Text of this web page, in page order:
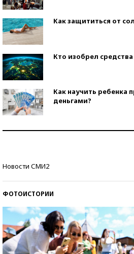
Как защититься от
Кто изобрел средства
Как научить ребенка
деньгами?
Новости СМИ2
ФОТОИСТОРИИ